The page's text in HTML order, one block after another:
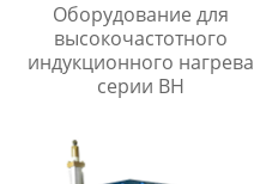
Оборудование для
высокочастотного
индукционного нагрева
серии BH